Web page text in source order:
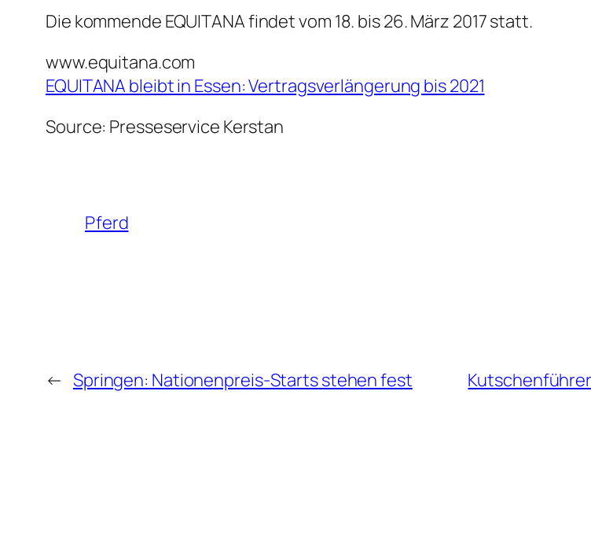
Die kommende EQUITANA findet vom 18. bis 26. März 2017 statt.
www.equitana.com
EQUITANA bleibt in Essen: Vertragsverlängerung bis 2021
Source: Presseservice Kerstan
Pferd
← Springen: Nationenpreis-Starts stehen fest